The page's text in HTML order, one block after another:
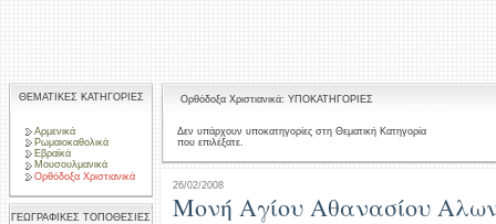
ΘΕΜΑΤΙΚΕΣ ΚΑΤΗΓΟΡΙΕΣ
Αρμενικά
Ρωμαιοκαθολικά
Εβραϊκά
Μουσουλμανικά
Ορθόδοξα Χριστιανικά
ΓΕΩΓΡΑΦΙΚΕΣ ΤΟΠΟΘΕΣΙΕΣ
Ορθόδοξα Χριστιανικά: ΥΠΟΚΑΤΗΓΟΡΙΕΣ
Δεν υπάρχουν υποκατηγορίες στη Θεματική Κατηγορία
που επιλέξατε.
26/02/2008
Mονή Αγίου Αθανασίου